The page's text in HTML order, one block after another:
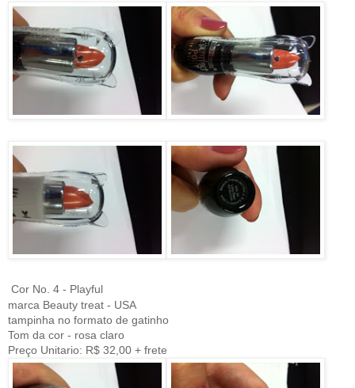
Cor No. 4 - Playful
marca Beauty treat - USA
tampinha no formato de gatinho
Tom da cor - rosa claro
Preço Unitario: R$ 32,00 + frete